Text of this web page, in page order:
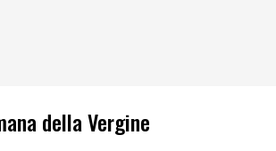
della Vergine